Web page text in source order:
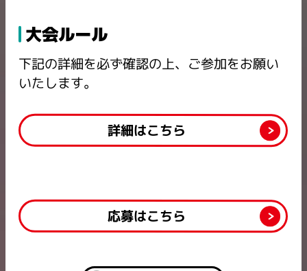
大会ルール
下記の詳細を必ず確認の上、ご参加をお願い
いたします。
詳細はこちら
応募はこちら